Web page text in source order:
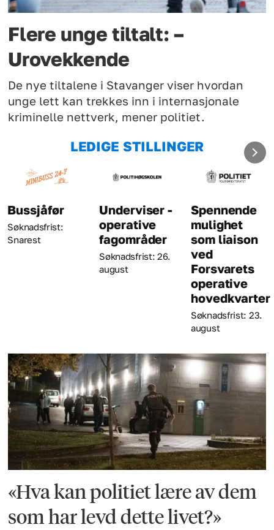
Flere unge tiltalt: –
Urovekkende
De nye tiltalene i Stavanger viser hvordan
unge lett kan trekkes inn i internasjonale
kriminelle nettverk, mener politiet.
LEDIGE STILLINGER
Underviser -
operative
fagområder
Spennende
mulighet
som liaison
ved
Forsvarets
Søknadsfrist: 23.
august
«Hva kan politiet lære av dem
som har levd dette livet?»